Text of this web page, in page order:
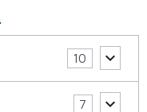
10
7